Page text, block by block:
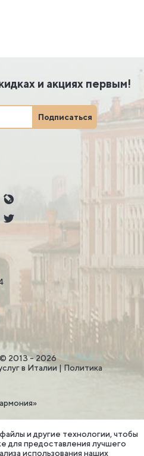
и акциях первым!
Подписаться
© 2013 - 2026
в Италии |Политика
и другие технологии, чтобы
для предоставления лучшего
использования наших